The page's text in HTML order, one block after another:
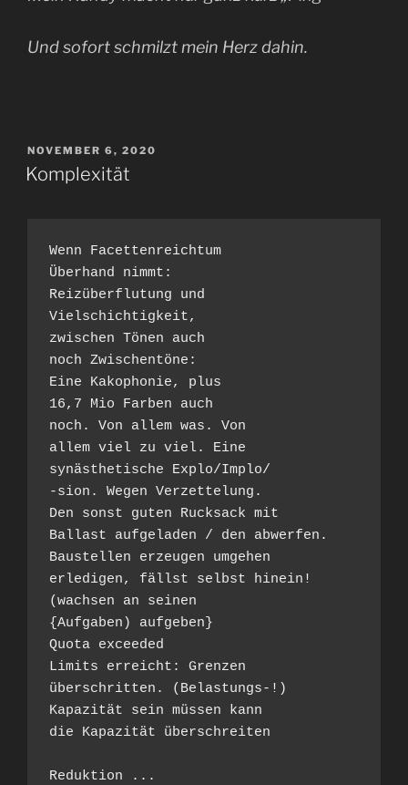
Und sofort schmilzt mein Herz dahin.
VERÖFFENTLICHT
AM
NOVEMBER 6, 2020
Komplexität
Wenn Facettenreichtum
Überhand nimmt:
Reizüberflutung und
Vielschichtigkeit,
zwischen Tönen auch
noch Zwischentöne:
Eine Kakophonie, plus
16,7 Mio Farben auch
noch. Von allem was. Von
allem viel zu viel. Eine
synästhetische Explo/Implo/
-sion. Wegen Verzettelung.
Den sonst guten Rucksack mit
Ballast aufgeladen / den abwerfen.
Baustellen erzeugen umgehen
erledigen, fällst selbst hinein!
(wachsen an seinen
{Aufgaben) aufgeben}
Quota exceeded
Limits erreicht: Grenzen
überschritten. (Belastungs-!)
Kapazität sein müssen kann
die Kapazität überschreiten
Reduktion ...